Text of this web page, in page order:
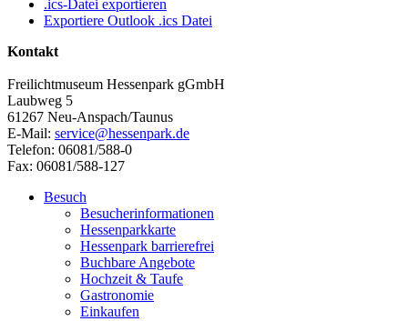
.ics-Datei exportieren
Exportiere Outlook .ics Datei
Kontakt
Freilichtmuseum Hessenpark gGmbH
Laubweg 5
61267 Neu-Anspach/Taunus
E-Mail: service@hessenpark.de
Telefon: 06081/588-0
Fax: 06081/588-127
Besuch
Besucherinformationen
Hessenparkkarte
Hessenpark barrierefrei
Buchbare Angebote
Hochzeit & Taufe
Gastronomie
Einkaufen